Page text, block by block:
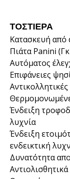
ΤΟΣΤΙΈΡΑ
Κατασκευή από
Πιάτα Panini
Αυτόματος
Επιφάνειες
Ένδειξη
λυχνία
Ένδειξη
ενδεικτική
Δυνατότητα